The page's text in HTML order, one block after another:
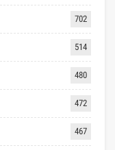
702
514
480
472
467